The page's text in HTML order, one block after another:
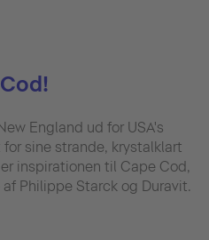
England ud for USA's
sine strande, krystalklart
inspirationen til Cape Cod,
Philippe Starck og Duravit.